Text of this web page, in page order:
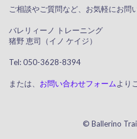
ご相談やご質問など、お気軽にお問
​ バレリィーノ トレーニング
猪野 恵司（イノ ケイジ）
​ Tel: 050-3628-8394
または、 お問い合わせフォームより
© Ballerino